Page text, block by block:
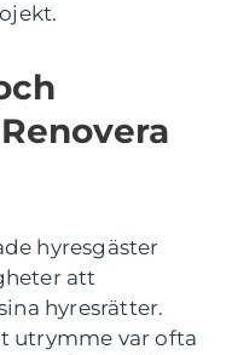
hyresgäster
att
hyresrätter.
utrymme var ofta